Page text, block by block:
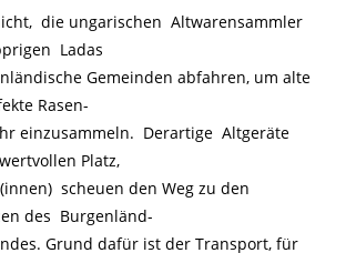
die ungarischen Altwarensammler
Ladas
Gemeinden abfahren, um alte
Rasen-
einzusammeln. Derartige Altgeräte
Platz,
scheuen den Weg zu den
des Burgenländ-
Grund dafür ist der Transport, für